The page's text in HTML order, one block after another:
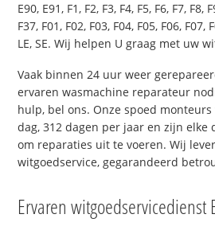
E90, E91, F1, F2, F3, F4, F5, F6, F7, F8,
F37, F01, F02, F03, F04, F05, F06, F07,
LE, SE. Wij helpen U graag met uw
Vaak binnen 24 uur weer
ervaren wasmachine reparateur
hulp, bel ons. Onze spoed
dag, 312 dagen per jaar en zijn
om reparaties uit te voeren. Wij
witgoedservice, gegarandeerd
Ervaren witgoedservicedienst